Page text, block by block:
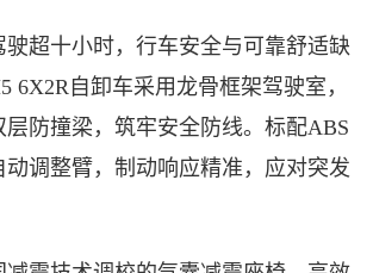
驶超十小时，行车安全与可靠舒适缺
6X2R自卸车采用龙骨框架驾驶室，
防撞梁，筑牢安全防线。标配ABS
动调整臂，制动响应精准，应对突发